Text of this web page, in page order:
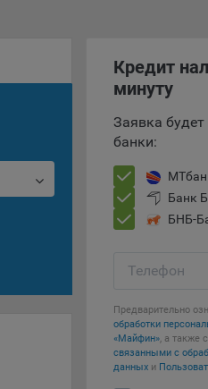
–
Кредит
минуту
Заявка
банки:
Банк
БНБ-
Телефон
Предварительно
обработки
«Майфин», а также
связанными с
данных и